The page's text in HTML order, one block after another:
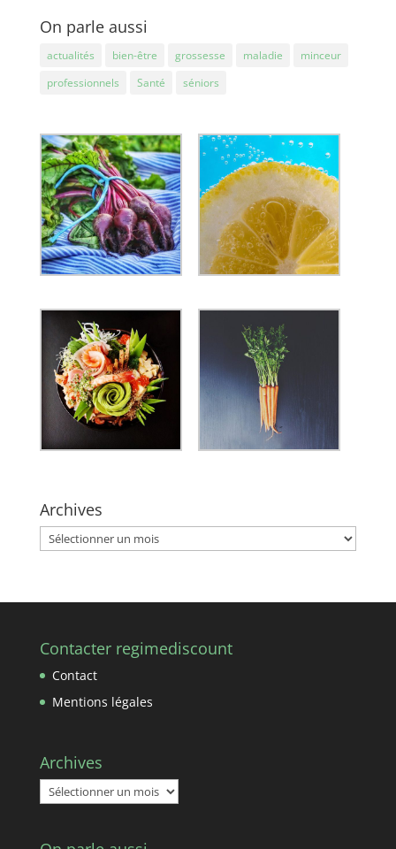
On parle aussi
actualités bien-être grossesse maladie
minceur
professionnels
Santé séniors
Archives
Archives
Contacter regimediscount
Contact
Mentions légales
Archives
Archives